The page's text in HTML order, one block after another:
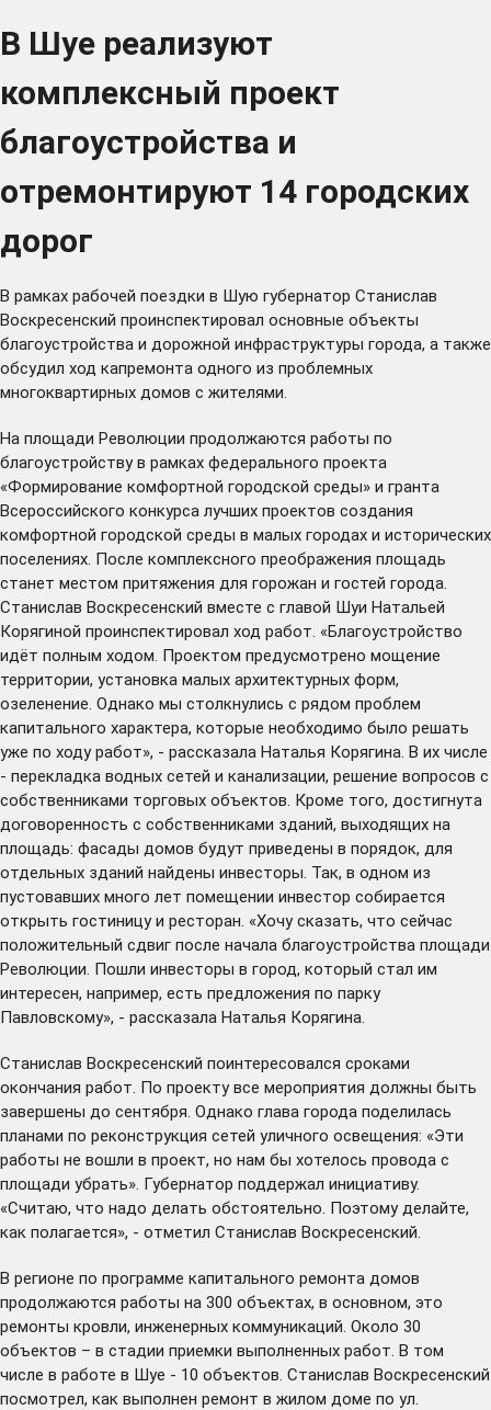
В Шуе реализуют
комплексный проект
благоустройства и
отремонтируют 14 городских
дорог
В рамках рабочей поездки в Шую губернатор Станислав
Воскресенский проинспектировал основные объекты
благоустройства и дорожной инфраструктуры города, а также
обсудил ход капремонта одного из проблемных
многоквартирных домов с жителями.
На площади Революции продолжаются работы по
благоустройству в рамках федерального проекта
«Формирование комфортной городской среды» и гранта
Всероссийского конкурса лучших проектов создания
комфортной городской среды в малых городах и исторических
поселениях. После комплексного преображения площадь
станет местом притяжения для горожан и гостей города.
Станислав Воскресенский вместе с главой Шуи Натальей
Корягиной проинспектировал ход работ. «Благоустройство
идёт полным ходом. Проектом предусмотрено мощение
территории, установка малых архитектурных форм,
озеленение. Однако мы столкнулись с рядом проблем
капитального характера, которые необходимо было решать
уже по ходу работ», - рассказала Наталья Корягина. В их числе
- перекладка водных сетей и канализации, решение вопросов с
собственниками торговых объектов. Кроме того, достигнута
договоренность с собственниками зданий, выходящих на
площадь: фасады домов будут приведены в порядок, для
отдельных зданий найдены инвесторы. Так, в одном из
пустовавших много лет помещении инвестор собирается
открыть гостиницу и ресторан. «Хочу сказать, что сейчас
положительный сдвиг после начала благоустройства площади
Революции. Пошли инвесторы в город, который стал им
интересен, например, есть предложения по парку
Павловскому», - рассказала Наталья Корягина.
Станислав Воскресенский поинтересовался сроками
окончания работ. По проекту все мероприятия должны быть
завершены до сентября. Однако глава города поделилась
планами по реконструкция сетей уличного освещения: «Эти
работы не вошли в проект, но нам бы хотелось провода с
площади убрать». Губернатор поддержал инициативу.
«Считаю, что надо делать обстоятельно. Поэтому делайте,
как полагается», - отметил Станислав Воскресенский.
В регионе по программе капитального ремонта домов
продолжаются работы на 300 объектах, в основном, это
ремонты кровли, инженерных коммуникаций. Около 30
объектов – в стадии приемки выполненных работ. В том
числе в работе в Шуе - 10 объектов. Станислав Воскресенский
посмотрел, как выполнен ремонт в жилом доме по ул.